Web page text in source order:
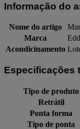
Informação do
Nome do artigo
Marca
Acondicinamento
Especificações
Tipo de produto
Retrátil
Ponta forma
Tipo de ponta